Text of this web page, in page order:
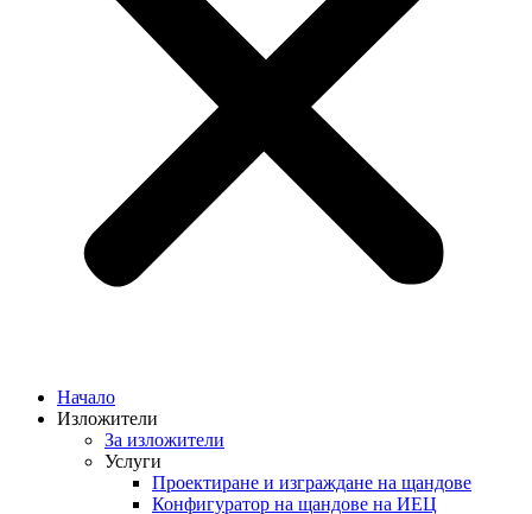
Начало
Изложители
За изложители
Услуги
Проектиране и изграждане на щандове
Конфигуратор на щандове на ИЕЦ